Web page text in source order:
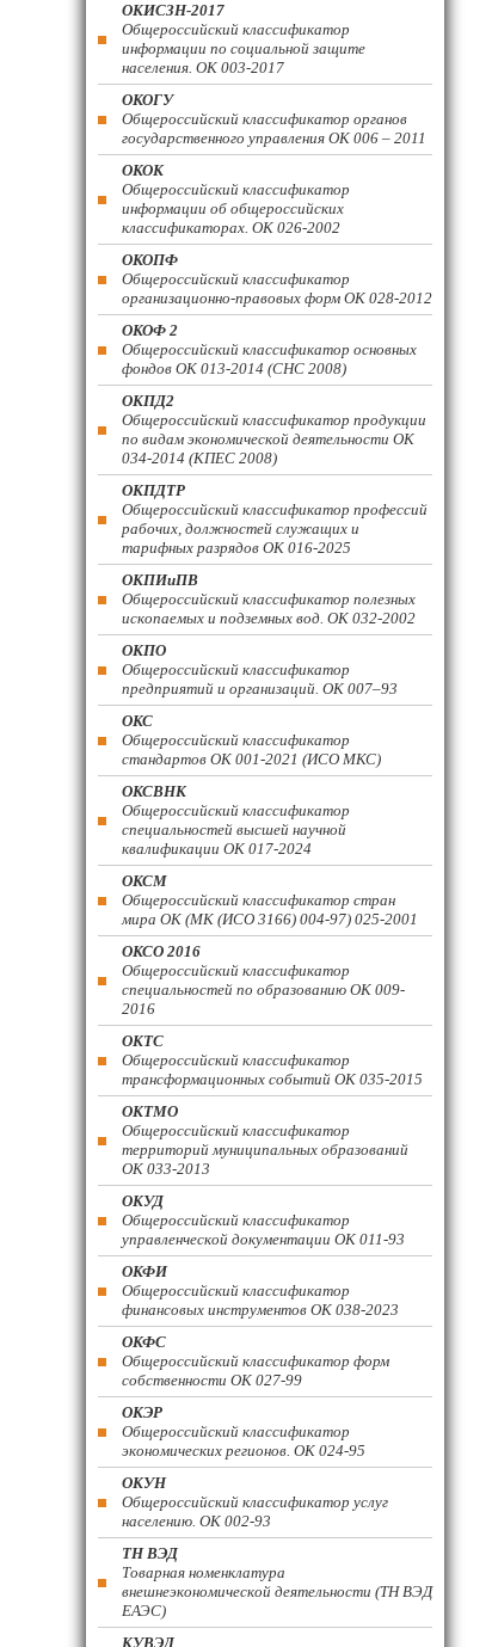
ОКИСЗН-2017
Общероссийский классификатор
информации по социальной защите
населения. ОК 003-2017
ОКОГУ
Общероссийский классификатор органов
государственного управления ОК 006 – 2011
ОКОК
Общероссийский классификатор
информации об общероссийских
классификаторах. ОК 026-2002
ОКОПФ
Общероссийский классификатор
организационно-правовых форм ОК 028-2012
ОКОФ 2
Общероссийский классификатор основных
фондов ОК 013-2014 (СНС 2008)
ОКПД2
Общероссийский классификатор продукции
по видам экономической деятельности ОК
034-2014 (КПЕС 2008)
ОКПДТР
Общероссийский классификатор профессий
рабочих, должностей служащих и
тарифных разрядов ОК 016-2025
ОКПИиПВ
Общероссийский классификатор полезных
ископаемых и подземных вод. ОК 032-2002
ОКПО
Общероссийский классификатор
предприятий и организаций. ОК 007–93
ОКС
Общероссийский классификатор
стандартов ОК 001-2021 (ИСО МКС)
ОКСВНК
Общероссийский классификатор
специальностей высшей научной
квалификации ОК 017-2024
ОКСМ
Общероссийский классификатор стран
мира ОК (МК (ИСО 3166) 004-97) 025-2001
ОКСО 2016
Общероссийский классификатор
специальностей по образованию ОК 009-
2016
ОКТС
Общероссийский классификатор
трансформационных событий ОК 035-2015
ОКТМО
Общероссийский классификатор
территорий муниципальных образований
ОК 033-2013
ОКУД
Общероссийский классификатор
управленческой документации ОК 011-93
ОКФИ
Общероссийский классификатор
финансовых инструментов OK 038-2023
ОКФС
Общероссийский классификатор форм
собственности ОК 027-99
ОКЭР
Общероссийский классификатор
экономических регионов. ОК 024-95
ОКУН
Общероссийский классификатор услуг
населению. ОК 002-93
ТН ВЭД
Товарная номенклатура
внешнеэкономической деятельности (ТН ВЭД
ЕАЭС)
КУВЭД